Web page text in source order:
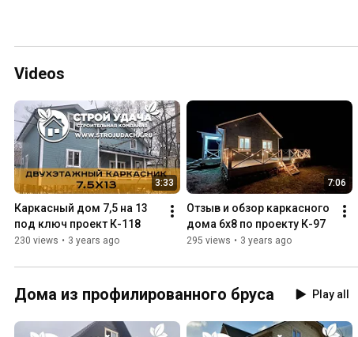
Videos
3:33
Каркасный дом 7,5 на 13
под ключ проект К-118
230 views • 3 years ago
7:06
Отзыв и обзор каркасного
дома 6х8 по проекту К-97
295 views • 3 years ago
Дома из профилированного бруса Play all